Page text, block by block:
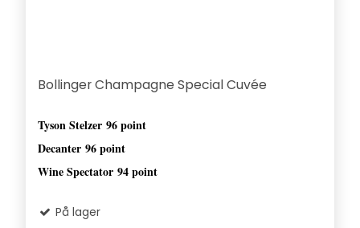
Bollinger Champagne Special Cuvée
Tyson Stelzer 96 point
Decanter 96 point
Wine Spectator 94 point
På lager